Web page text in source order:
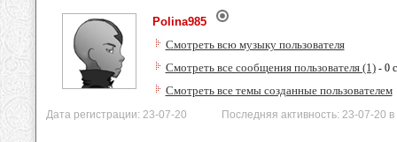
Polina985
Смотреть всю музыку пользователя
Смотреть все сообщения пользователя (1)- 0
Смотреть все темы созданные пользователем
Дата регистрации: 23-07-20 Последняя активность: 23-07-20 в